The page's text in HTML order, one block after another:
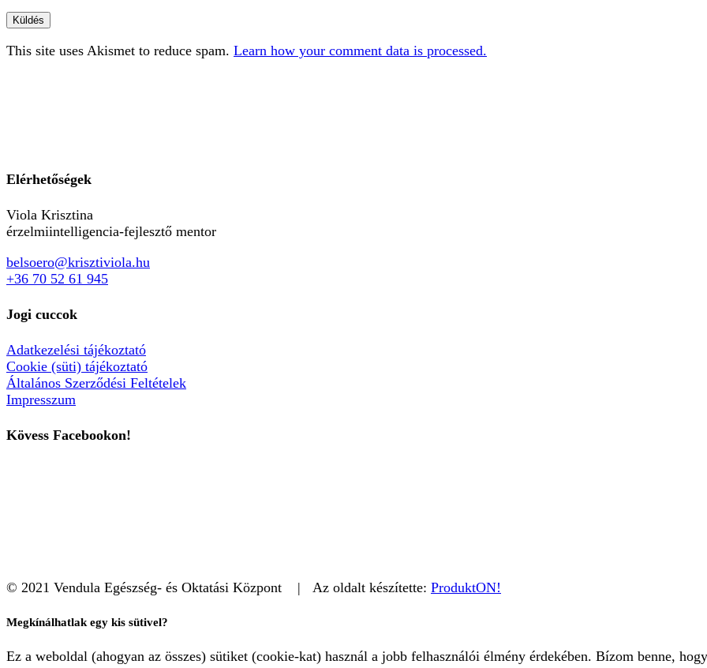
This site uses Akismet to reduce spam. Learn how your comment data is processed.
Elérhetőségek
Viola Krisztina
érzelmiintelligencia-fejlesztő mentor
belsoero@krisztiviola.hu
+36 70 52 61 945
Jogi cuccok
Adatkezelési tájékoztató
Cookie (süti) tájékoztató
Általános Szerződési Feltételek
Impresszum
Kövess Facebookon!
© 2021 Vendula Egészség- és Oktatási Központ | Az oldalt készítette: ProduktON!
Megkínálhatlak egy kis sütivel?
Ez a weboldal (ahogyan az összes) sütiket (cookie-kat) használ a jobb felhasználói élmény érdekében. Bízom benne,